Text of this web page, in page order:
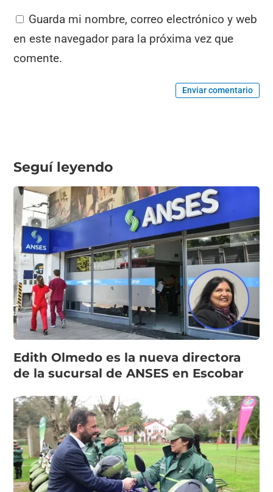
Guarda mi nombre, correo electrónico y web
en este navegador para la próxima vez que
comente.
Enviar comentario
Seguí leyendo
Edith Olmedo es la nueva directora
de la sucursal de ANSES en Escobar